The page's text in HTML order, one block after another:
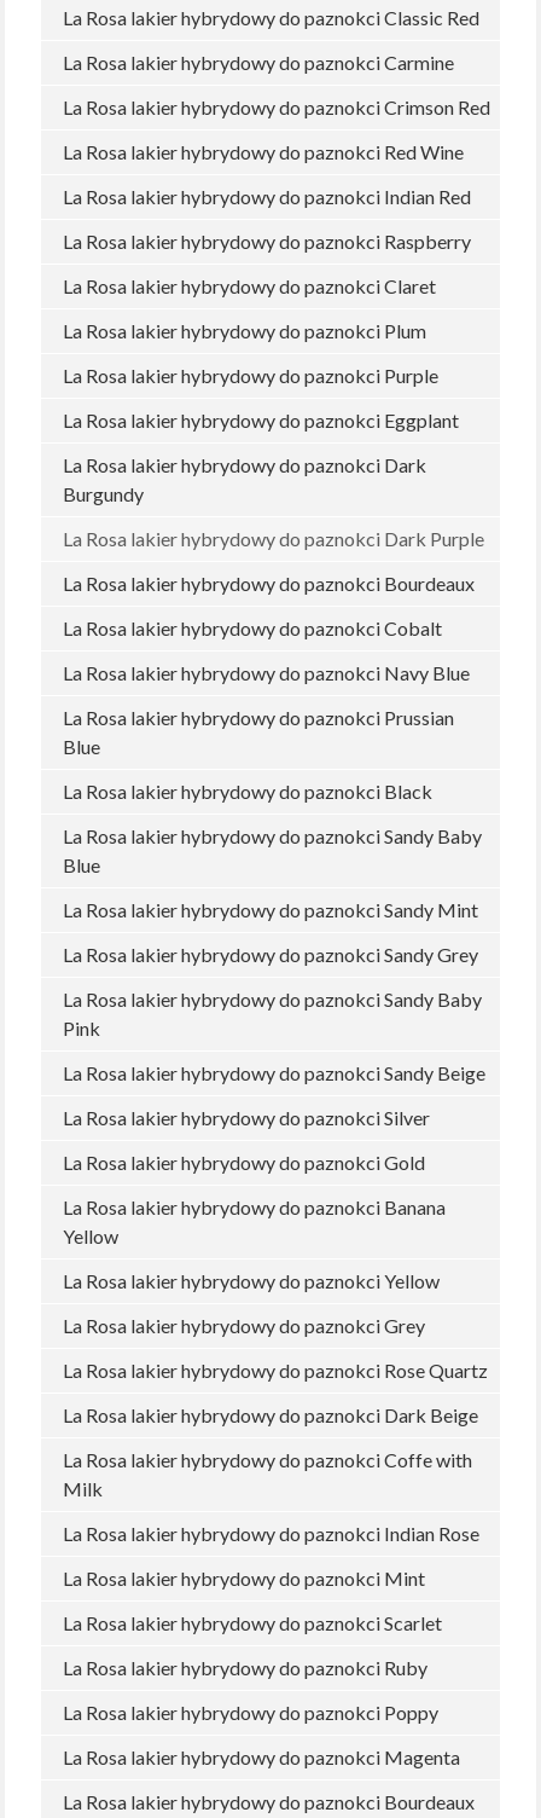
La Rosa lakier hybrydowy do paznokci Classic Red
La Rosa lakier hybrydowy do paznokci Carmine
La Rosa lakier hybrydowy do paznokci Crimson Red
La Rosa lakier hybrydowy do paznokci Red Wine
La Rosa lakier hybrydowy do paznokci Indian Red
La Rosa lakier hybrydowy do paznokci Raspberry
La Rosa lakier hybrydowy do paznokci Claret
La Rosa lakier hybrydowy do paznokci Plum
La Rosa lakier hybrydowy do paznokci Purple
La Rosa lakier hybrydowy do paznokci Eggplant
La Rosa lakier hybrydowy do paznokci Dark
Burgundy
La Rosa lakier hybrydowy do paznokci Dark Purple
La Rosa lakier hybrydowy do paznokci Bourdeaux
La Rosa lakier hybrydowy do paznokci Cobalt
La Rosa lakier hybrydowy do paznokci Navy Blue
La Rosa lakier hybrydowy do paznokci Prussian
Blue
La Rosa lakier hybrydowy do paznokci Black
La Rosa lakier hybrydowy do paznokci Sandy Baby
Blue
La Rosa lakier hybrydowy do paznokci Sandy Mint
La Rosa lakier hybrydowy do paznokci Sandy Grey
La Rosa lakier hybrydowy do paznokci Sandy Baby
Pink
La Rosa lakier hybrydowy do paznokci Sandy Beige
La Rosa lakier hybrydowy do paznokci Silver
La Rosa lakier hybrydowy do paznokci Gold
La Rosa lakier hybrydowy do paznokci Banana
Yellow
La Rosa lakier hybrydowy do paznokci Yellow
La Rosa lakier hybrydowy do paznokci Grey
La Rosa lakier hybrydowy do paznokci Rose Quartz
La Rosa lakier hybrydowy do paznokci Dark Beige
La Rosa lakier hybrydowy do paznokci Coffe with
Milk
La Rosa lakier hybrydowy do paznokci Indian Rose
La Rosa lakier hybrydowy do paznokci Mint
La Rosa lakier hybrydowy do paznokci Scarlet
La Rosa lakier hybrydowy do paznokci Ruby
La Rosa lakier hybrydowy do paznokci Poppy
La Rosa lakier hybrydowy do paznokci Magenta
La Rosa lakier hybrydowy do paznokci Bourdeaux